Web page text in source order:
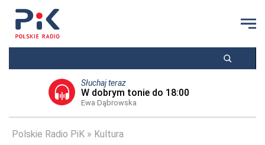
Słuchaj teraz
W dobrym tonie do 18:00
Ewa Dąbrowska
Polskie Radio PiK Kultura